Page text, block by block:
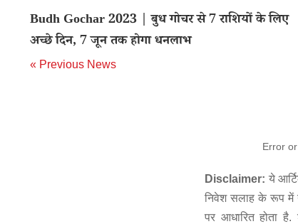
Budh Gochar 2023 | बुध गोचर से 7 राशियों के लिए
अच्छे दिन, 7 जून तक होगा धनलाभ
« Previous News
Error
Disclaimer: ये
निवेश सलाह के रूप में
पर आधारित होता